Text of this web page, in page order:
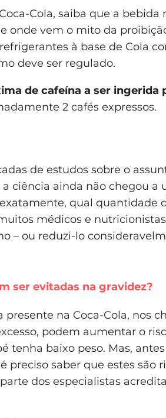
Cola, saiba que a bebida
onde vem o mito da
à base de Cola
deve ser regulado.
de cafeína a ser ingerida
2 cafés expressos.
de estudos sobre o
ciência ainda não chegou a
qual quantidade
médicos e
– ou reduzi-lo
ser evitadas na gravidez?
na Coca-Cola, nos
podem aumentar o
tenha baixo peso. Mas,
preciso saber que estes são
dos especialistas